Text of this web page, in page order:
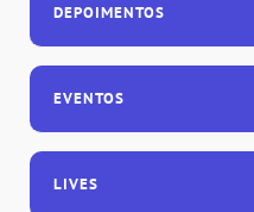
DEPOIMENTOS
EVENTOS
LIVES